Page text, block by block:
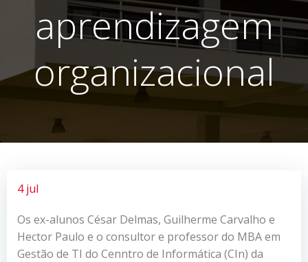
aprendizagem
organizacional
4 jul
Os ex-alunos César Delmas, Guilherme Carvalho e
Hector Paulo e o consultor e professor do MBA em
Gestão de TI do Cenntro de Informática (CIn) da